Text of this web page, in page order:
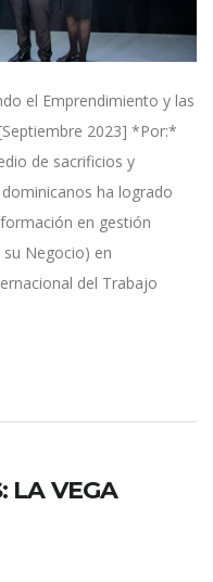
el Emprendimiento y las
2023] *Por:*
de sacrificios y
ha logrado
en gestión
Negocio) en
del Trabajo
LA VEGA